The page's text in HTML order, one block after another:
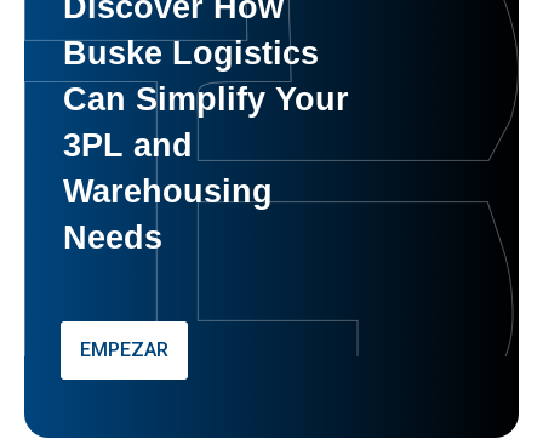
Buske Logistics
Can Simplify Your
3PL and
Warehousing
Needs
EMPEZAR